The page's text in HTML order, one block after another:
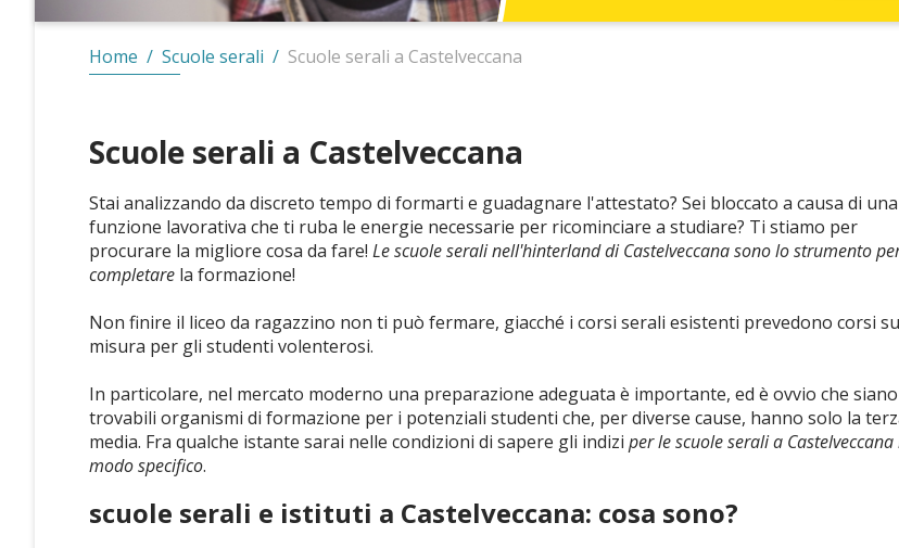
Home / Scuole serali / Scuole serali a Castelveccana
Scuole serali a Castelveccana
Stai analizzando da discreto tempo di formarti e guadagnare l'attestato? Sei bloccato a causa di una
funzione lavorativa che ti ruba le energie necessarie per ricominciare a studiare? Ti stiamo per
procurare la migliore cosa da fare! Le scuole serali nell'hinterland di Castelveccana sono lo strumento
completare la formazione!
Non finire il liceo da ragazzino non ti può fermare, giacché i corsi serali esistenti prevedono corsi su
misura per gli studenti volenterosi.
In particolare, nel mercato moderno una preparazione adeguata è importante, ed è ovvio che siano
trovabili organismi di formazione per i potenziali studenti che, per diverse cause, hanno solo la
media. Fra qualche istante sarai nelle condizioni di sapere gli indizi per le scuole serali a Castelveccana
modo specifico.
scuole serali e istituti a Castelveccana: cosa sono?